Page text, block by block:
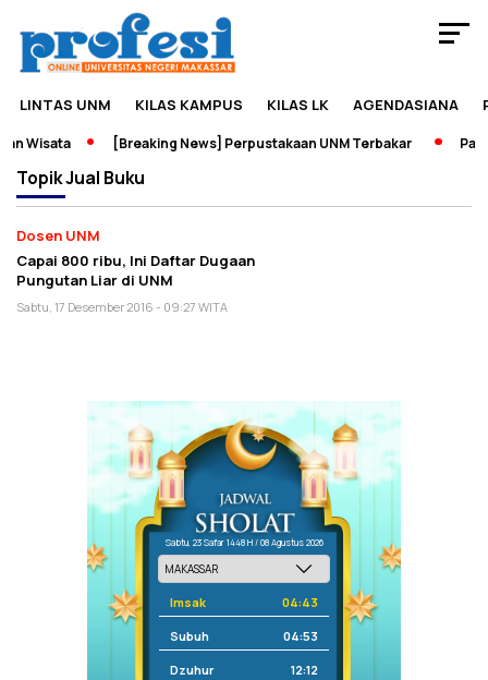
LINTAS UNM KILAS KAMPUS KILAS LK AGENDASIANA
Wisata [Breaking News] Perpustakaan UNM Terbakar
TopikJual Buku
Dosen UNM
Capai 800 ribu, Ini Daftar Dugaan
Pungutan Liar di UNM
Sabtu, 17 Desember 2016 - 09:27 WITA
Sabtu, 23 Safar 1448 H / 08 Agustus 2026
Imsak 04:43
Subuh 04:53
Dzuhur 12:12